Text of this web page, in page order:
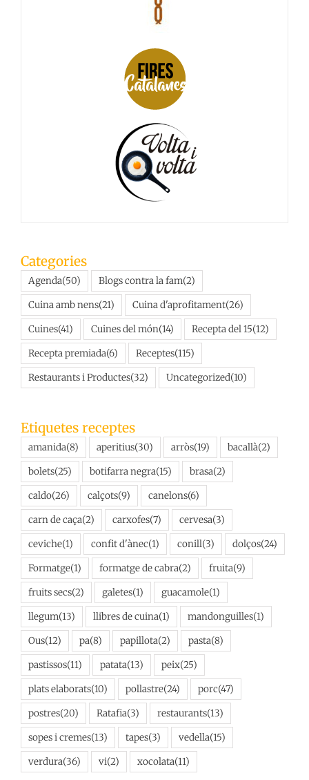
Categories
Agenda(50) Blogs contra la fam(2)
Cuina amb nens(21) Cuina d'aprofitament(26)
Cuines(41) Cuines del món(14) Recepta del 15(12)
Recepta premiada(6) Receptes(115)
Restaurants i Productes(32) Uncategorized(10)
Etiquetes receptes
amanida(8) aperitius(30) arròs(19) bacallà(2)
bolets(25) botifarra negra(15) brasa(2)
caldo(26) calçots(9) canelons(6)
carn de caça(2) carxofes(7) cervesa(3)
ceviche(1) confit d'ànec(1) conill(3) dolços(24)
Formatge(1) formatge de cabra(2) fruita(9)
fruits secs(2) galetes(1) guacamole(1)
llegum(13) llibres de cuina(1) mandonguilles(1)
Ous(12) pa(8) papillota(2) pasta(8)
pastissos(11) patata(13) peix(25)
plats elaborats(10) pollastre(24) porc(47)
postres(20) Ratafia(3) restaurants(13)
sopes i cremes(13) tapes(3) vedella(15)
verdura(36) vi(2) xocolata(11)